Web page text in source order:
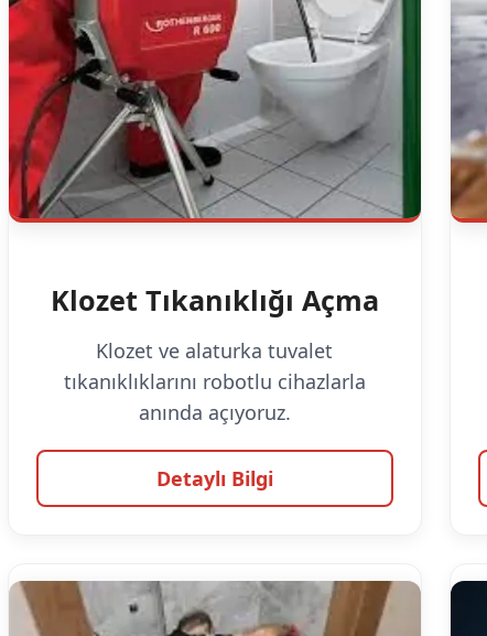
Klozet Tıkanıklığı Açma
Klozet ve alaturka tuvalet
tıkanıklıklarını robotlu cihazlarla
anında açıyoruz.
Detaylı Bilgi